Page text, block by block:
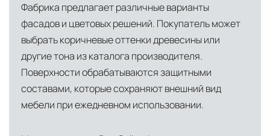
логистическими узлами в ключевых
международных хабах:
Дубай, ОАЭ— региональный центр для
Ближнего Востока и Азии
Кипр— распределительная база для
Фабрика предлагает различные варианты
фасадов и цветовых решений. Покупатель может
выбрать коричневые оттенки древесины или
другие тона из каталога производителя.
Поверхности обрабатываются защитными
составами, которые сохраняют внешний вид
мебели при ежедневном использовании.